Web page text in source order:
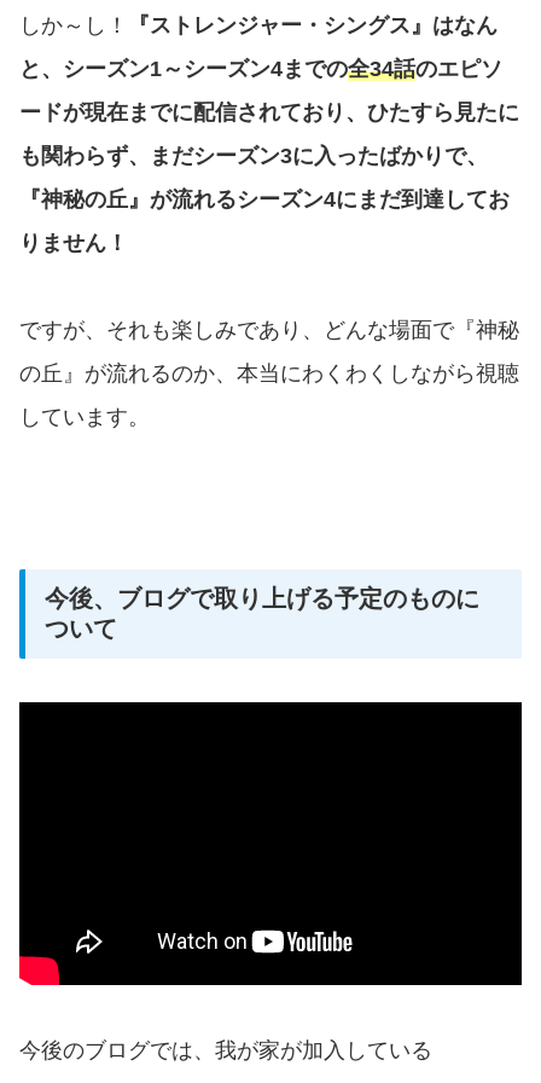
しか～し！
『ストレンジャー・シングス』はなん
と、シーズン1～シーズン4までの全34話のエピソ
ードが現在までに配信されており、ひたすら見たに
も関わらず、まだシーズン3に入ったばかりで、
『神秘の丘』が流れるシーズン4にまだ到達してお
りません！
ですが、それも楽しみであり、どんな場面で『神秘
の丘』が流れるのか、本当にわくわくしながら視聴
しています。
今後、ブログで取り上げる予定のものに
ついて
今後のブログでは、我が家が加入している